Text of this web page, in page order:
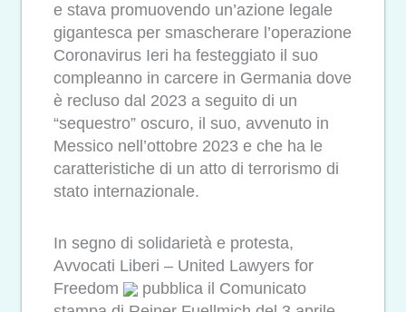
e stava promuovendo un’azione legale
gigantesca per smascherare l’operazione
Coronavirus Ieri ha festeggiato il suo
compleanno in carcere in Germania dove
è recluso dal 2023 a seguito di un
“sequestro” oscuro, il suo, avvenuto in
Messico nell’ottobre 2023 e che ha le
caratteristiche di un atto di terrorismo di
stato internazionale.
In segno di solidarietà e protesta,
Avvocati Liberi – United Lawyers for
Freedom
pubblica il Comunicato